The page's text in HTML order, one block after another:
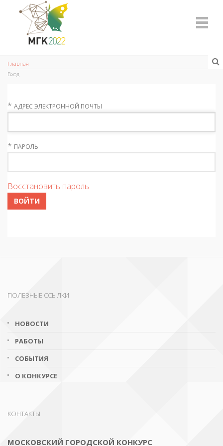
Главная
Вход
* АДРЕС ЭЛЕКТРОННОЙ ПОЧТЫ
* ПАРОЛЬ
Восстановить пароль
ВОЙТИ
ПОЛЕЗНЫЕ ССЫЛКИ
НОВОСТИ
РАБОТЫ
СОБЫТИЯ
О КОНКУРСЕ
КОНТАКТЫ
МОСКОВСКИЙ ГОРОДСКОЙ КОНКУРС